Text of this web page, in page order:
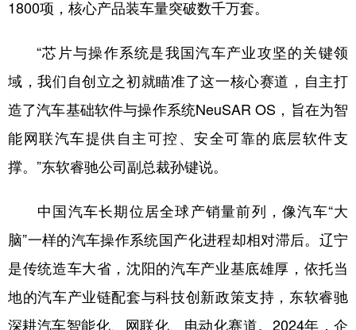
1800项，核心产品装车量突破数千万套。
“芯片与操作系统是我国汽车产业攻坚的关键领
域，我们自创立之初就瞄准了这一核心赛道，自主打
造了汽车基础软件与操作系统NeuSAR OS，旨在为智
能网联汽车提供自主可控、安全可靠的底层软件支
撑。”东软睿驰公司副总裁孙键说。
中国汽车长期位居全球产销量前列，像汽车“大
脑”一样的汽车操作系统国产化进程却相对滞后。辽宁
是传统造车大省，沈阳的汽车产业基底雄厚，依托当
地的汽车产业链配套与科技创新政策支持，东软睿驰
深耕汽车智能化、网联化、电动化赛道。2024年，企